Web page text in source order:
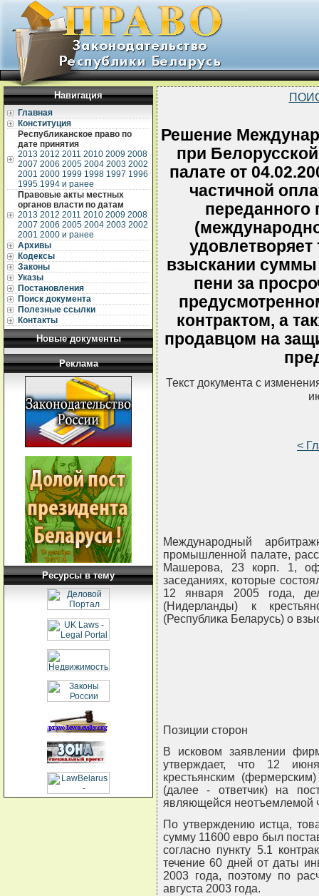
Навигация
Главная
Конституция
Республиканское право по
дате принятия
2013 2012 2011 2010 2009 2008
2007 2006 2005 2004 2003 2002
2001 2000 1999 1998 1997 1996
1995 1994 и ранее
Правовые акты местных
органов власти по датам
2013 2012 2011 2010 2009 2008
2007 2006 2005 2004 2003 2002
2001 2000 и ранее
Архивы
Кодексы
Законы
Указы
Постановления
Поиск документа
Полезные ссылки
Контакты
Новые документы
Реклама
Ресурсы в тему
Решение
при
палате от
частичной
переданного
взыскании
пени за
контрактом, а
продавцом на
Текст документа с
<
Международный
промышленной палате,
Машерова, 23 корп. 1,
заседаниях, которые
12 января 2005 года,
(Нидерланды) к
(Республика Беларусь) о
Позиции сторон
В исковом заявлении
утверждает, что 12
крестьянским
(далее - ответчик) на
являющейся неотъемлемой
По утверждению истца,
сумму 11600 евро был
согласно пункту 5.1
течение 60 дней от даты
2003 года, поэтому по
августа 2003 года.